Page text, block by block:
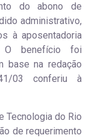
do abono de
administrativo,
à aposentadoria
O benefício foi
base na redação
03 conferiu à
Tecnologia do Rio
de requerimento